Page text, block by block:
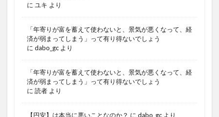
に ユキ より
「年寄りが富を蓄えて使わないと、景気が悪くなって、経
済が弱まってしまう」って有り得ないでしょう
に dabo_gc より
「年寄りが富を蓄えて使わないと、景気が悪くなって、経
済が弱まってしまう」って有り得ないでしょう
に 読者 より
【円安】は本当に悪いことなのか？ に dabo_gc より